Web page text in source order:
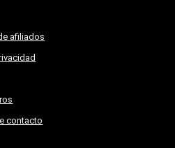
afiliados
contacto